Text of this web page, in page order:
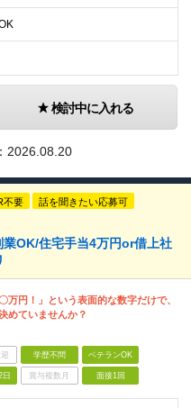
検討中に入れる
2026.08.20
不要 話を聞きたい応募可
OK/住宅手当4万円or借上社
万円！」という表面的な数字だけで、
めていませんか？
学歴不問 ベテランOK
日 賞与複数月 面接1回